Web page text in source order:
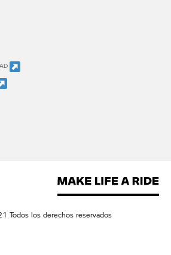
Todos los derechos reservados